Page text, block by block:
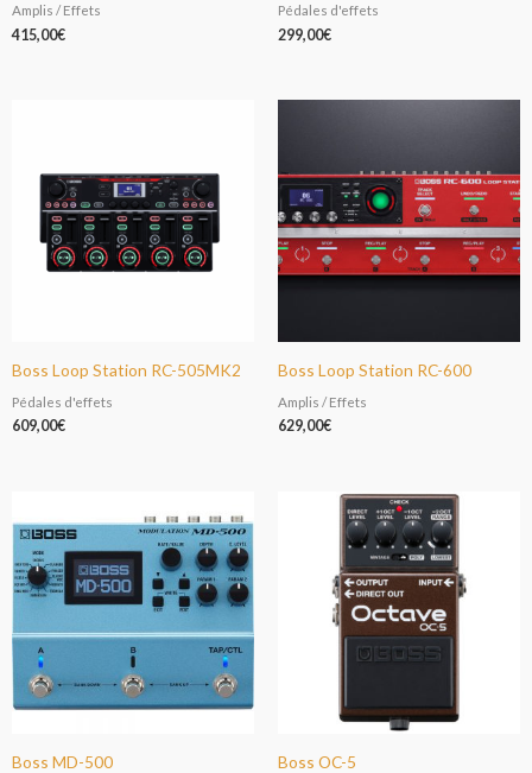
Amplis / Effets
415,00€
Pédales d'effets
299,00€
Boss Loop Station RC-505MK2
Pédales d'effets
609,00€
Boss Loop Station RC-600
Amplis / Effets
629,00€
Boss MD-500 Boss OC-5